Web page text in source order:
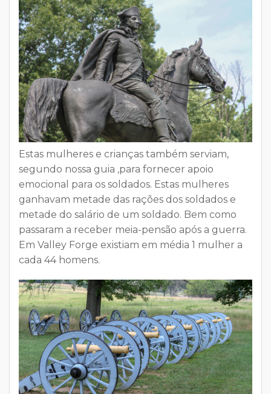
Estas mulheres e crianças também serviam,
segundo nossa guia ,para fornecer apoio
emocional para os soldados. Estas mulheres
ganhavam metade das rações dos soldados e
metade do salário de um soldado. Bem como
passaram a receber meia-pensão após a guerra.
Em Valley Forge existiam em média 1 mulher a
cada 44 homens.